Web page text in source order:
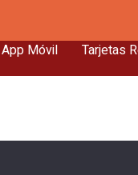
App Móvil Tarjetas